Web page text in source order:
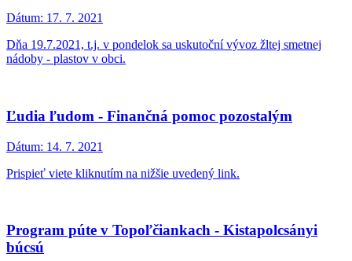
Dátum: 17. 7. 2021
Dňa 19.7.2021, t.j. v pondelok sa uskutoční vývoz žltej smetnej
nádoby - plastov v obci.
Ľudia ľudom - Finančná pomoc pozostalým
Dátum: 14. 7. 2021
Prispieť viete kliknutím na nižšie uvedený link.
Program púte v Topoľčiankach - Kistapolcsányi
búcsú